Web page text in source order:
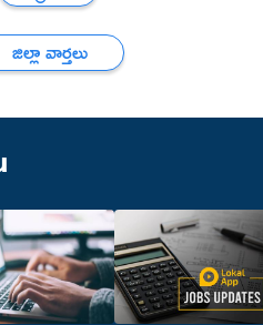
జిల్లా వార్తలు